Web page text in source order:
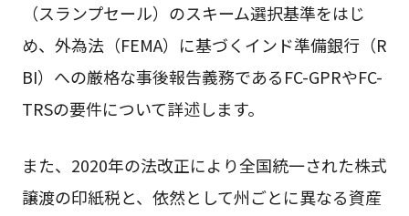
（スランプセール）のスキーム選択基準をはじ
め、外為法（FEMA）に基づくインド準備銀行（R
BI）への厳格な事後報告義務であるFC-GPRやFC-
TRSの要件について詳述します。
また、2020年の法改正により全国統一された株式
譲渡の印紙税と、依然として州ごとに異なる資産